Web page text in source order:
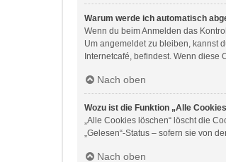
Warum werde ich automatisch
Wenn du beim Anmelden das
Um angemeldet zu bleiben, kannst
Internetcafé, befindest. Wenn
Nach oben
Wozu ist die Funktion „Alle
„Alle Cookies löschen“ löscht die
„Gelesen“-Status – sofern sie von
Nach oben